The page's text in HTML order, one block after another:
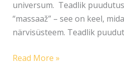
universum. Teadlik
“massaaž” – see on keel,
närvisüsteem. Teadlik
Read More »